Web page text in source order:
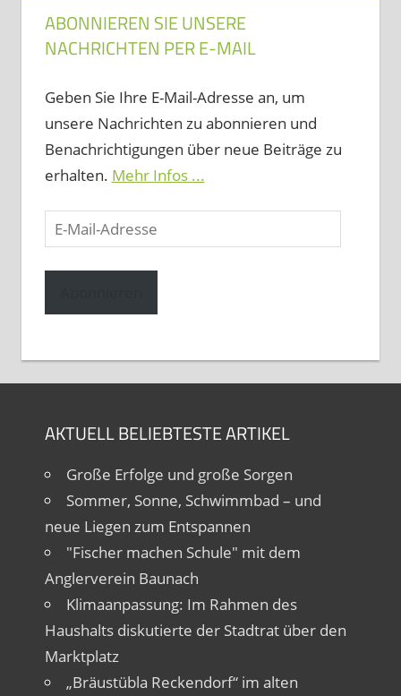
ABONNIEREN SIE UNSERE
NACHRICHTEN PER E-MAIL
Geben Sie Ihre E-Mail-Adresse an, um
unsere Nachrichten zu abonnieren und
Benachrichtigungen über neue Beiträge zu
erhalten. Mehr Infos ...
E-
Mail-
Adresse
AKTUELL BELIEBTESTE ARTIKEL
Große Erfolge und große Sorgen
Sommer, Sonne, Schwimmbad – und
neue Liegen zum Entspannen
"Fischer machen Schule" mit dem
Anglerverein Baunach
Klimaanpassung: Im Rahmen des
Haushalts diskutierte der Stadtrat über den
Marktplatz
„Bräustübla Reckendorf“ im alten